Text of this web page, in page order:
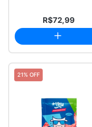
R$72,99
21% OFF